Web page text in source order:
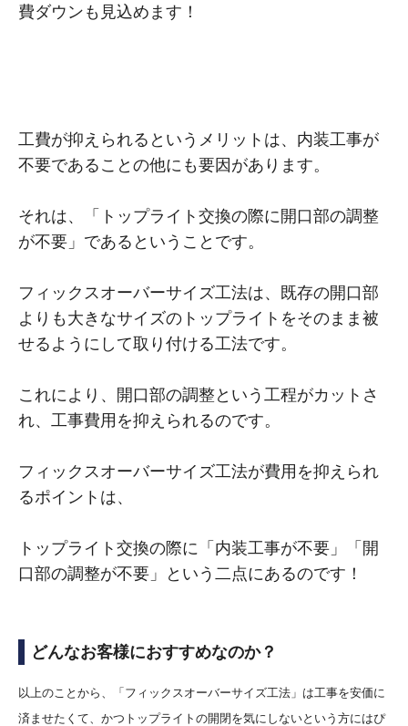
費ダウンも見込めます！
工費が抑えられるというメリットは、内装工事が
不要であることの他にも要因があります。
それは、「トップライト交換の際に開口部の調整
が不要」であるということです。
フィックスオーバーサイズ工法は、既存の開口部
よりも大きなサイズのトップライトをそのまま被
せるようにして取り付ける工法です。
これにより、開口部の調整という工程がカットさ
れ、工事費用を抑えられるのです。
フィックスオーバーサイズ工法が費用を抑えられ
るポイントは、
トップライト交換の際に「内装工事が不要」「開
口部の調整が不要」という二点にあるのです！
どんなお客様におすすめなのか？
以上のことから、「フィックスオーバーサイズ工法」は工事を安価に
済ませたくて、かつトップライトの開閉を気にしないという方にはぴ